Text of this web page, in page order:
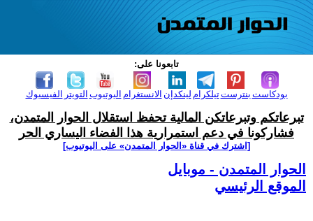
تابعونا على:
الفيسبوك التويتر اليوتيوب الانستغرام لينكدإن تيلكرامبنترست بودكاست
تبرعاتكم وتبرعاتكن المالية تحفظ استقلال الحوار المتمدن،
فشاركونا في دعم استمرارية هذا الفضاء اليساري الحر
[اشترك في قناة ‫«الحوار المتمدن» على اليوتيوب]
الحوار المتمدن - موبايل
الموقع الرئيسي